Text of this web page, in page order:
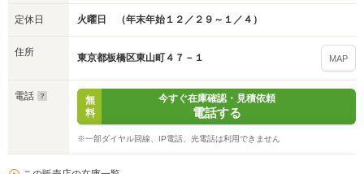
定休日 火曜日 （年末年始１２／２９～１／４）
住所 東京都板橋区東山町４７－１ MAP
電話
無
料
今すぐ在庫確認・見積依頼
電話する
※一部ダイヤル回線、IP電話、光電話は利用できません
入力途中の情報を保存しますか？
※次回問い合わせをする際に自動入力されます